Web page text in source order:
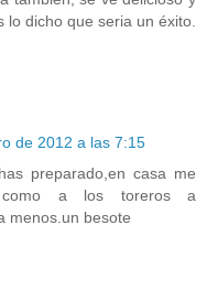
lo dicho que seria un éxito.
de 2012 a las 7:15
preparado,en casa me
a los toreros a
menos.un besote